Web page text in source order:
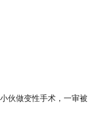
伙做变性手术，一审被